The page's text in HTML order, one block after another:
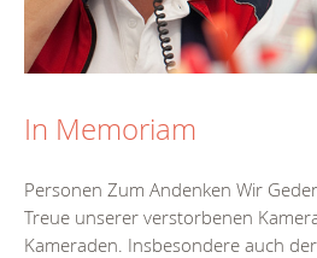
In Memoriam
Personen Zum Andenken Wir
Treue unserer verstorbenen
Kameraden. Insbesondere auch